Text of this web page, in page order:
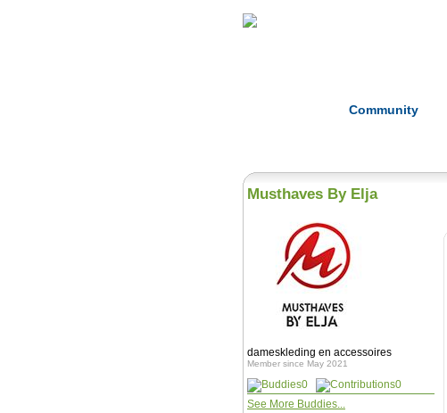
Community
Musthaves By Elja
dameskleding en accessoires
Member since May 2021
0
0
See More Buddies...